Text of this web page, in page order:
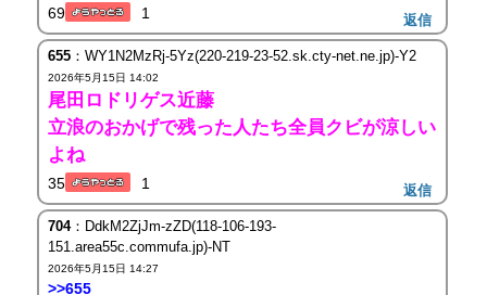
69 1 返信
655：WY1N2MzRj-5Yz(220-219-23-52.sk.cty-net.ne.jp)-Y2
2026年5月15日 14:02
尾田ロドリゲス近藤
立浪のおかげで残った人たち全員クビが涼しい
よね
35 1 返信
704：DdkM2ZjJm-zZD(118-106-193-
151.area55c.commufa.jp)-NT
2026年5月15日 14:27
>>655